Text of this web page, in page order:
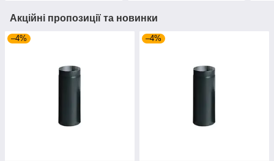
Акційні пропозиції та новинки
–4% –4%